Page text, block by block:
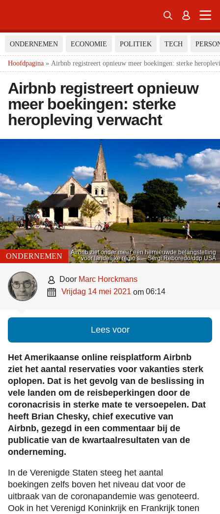
 
ONDERNEMEN ECONOMIE POLITIEK TECH
Hoofdpagina » Airbnb registreert opnieuw meer boekingen: sterke
Airbnb registreert opnieuw
meer boekingen: sterke
heropleving verwacht
Airbnb ziet onder meer een hernieuwde belangstelling
voor landelijke regio’s. – Sergi Reboredo/ddp USA
ONDERNEMEN
 door Marc Horckmans
 vrijdag 14 mei 2021 om 06:14
Lees voor
Het Amerikaanse online reisplatform Airbnb
ziet het aantal reservaties voor vakanties sterk
oplopen. Dat is het gevolg van de beslissing in
vele landen om de reisbeperkingen door de
coronacrisis in sterke mate te versoepelen. Dat
heeft Brian Chesky, chief executive van
Airbnb, gezegd in een commentaar bij de
publicatie van de kwartaalresultaten van de
onderneming.
In de Verenigde Staten steeg het aantal
boekingen zelfs boven het niveau dat voor de
uitbraak van de coronapandemie was genoteerd.
Ook in het Verenigd Koninkrijk en Frankrijk tonen